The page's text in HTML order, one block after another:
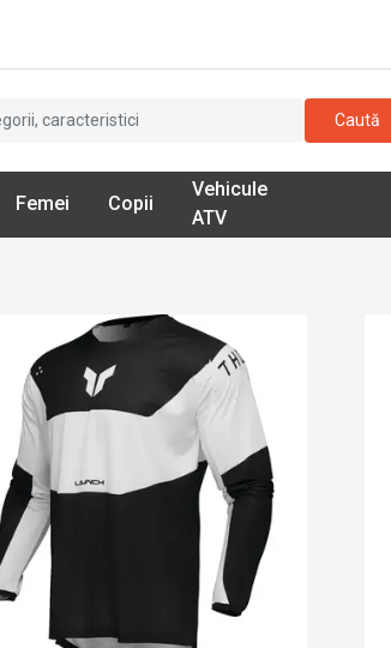
Caută
Femei Copii
Vehicule
ATV